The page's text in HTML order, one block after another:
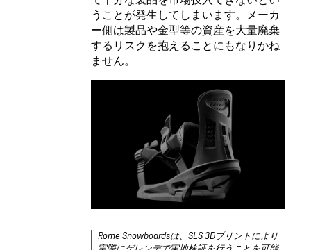
うことが発生してしまいます。メーカ
ー側は製品や金型等の資産を大量廃棄
するリスクを抱えることにもなりかね
ません。
Rome Snowboardsは、SLS 3Dプリントにより